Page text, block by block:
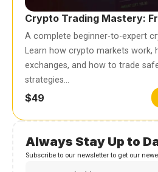
Crypto Trading Mastery:
A complete beginner-to-expert
Learn how crypto markets work,
exchanges, and how to trade
strategies…
$49
Always Stay Up to
Subscribe to our newsletter to get our